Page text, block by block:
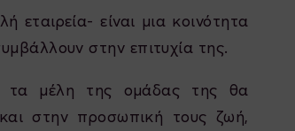
είναι μια κοινότητα
στην επιτυχία της.
τα μέλη της ομάδας της θα
στην προσωπική τους ζωή,